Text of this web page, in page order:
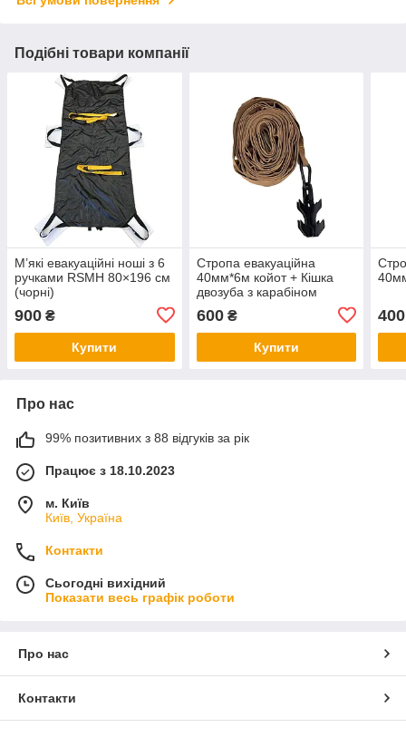
Подібні товари компанії
М’які евакуаційні ноші з 6
ручками RSMH 80×196 см
(чорні)
900 ₴
Купити
Cтропа евакуаційна
40мм*6м койот + Кішка
двозуба з карабіном
600₴
Купити
400
Про нас
99% позитивних з 88 відгуків за рік
Працює з 18.10.2023
м. Київ
Київ, Україна
Контакти
Сьогодні вихідний
Показати весь графік роботи
Про нас
Контакти